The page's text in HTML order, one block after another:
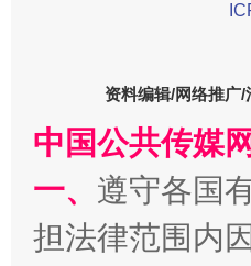
资料编辑/网络推广/
中国公共传媒
一、 遵守各国
担法律范围内